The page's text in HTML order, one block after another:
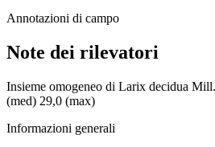
Annotazioni di campo
Note dei rilevatori
Insieme omogeneo di Larix decidua
(med) 29,0 (max)
Informazioni generali